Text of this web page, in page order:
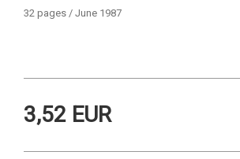
32 pages / June 1987
3,52 EUR